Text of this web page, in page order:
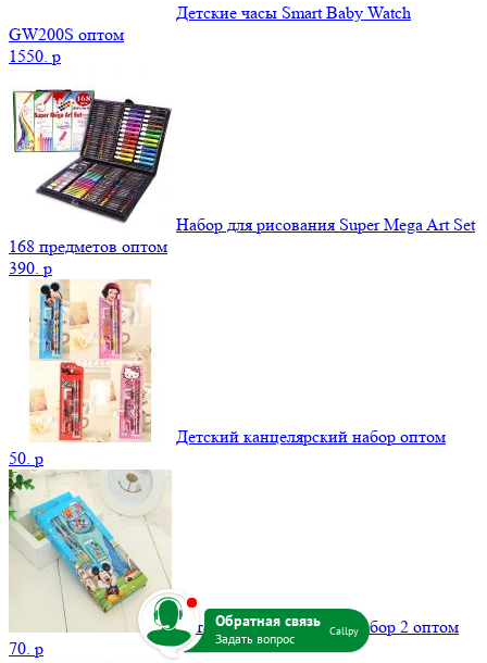
Детские часы Smart Baby Watch
GW200S оптом
1550. p
Набор для рисования Super Mega Art Set
168 предметов оптом
390. p
Детский канцелярский набор оптом
50. p
Детский канцелярский набор 2 оптом
70. p
Callpy
b